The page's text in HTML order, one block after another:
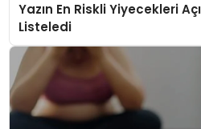
Yazın En Riskli Yiyecekleri
Listeledi